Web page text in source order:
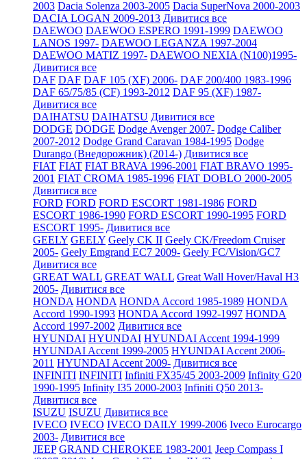
2003 Dacia Solenza 2003-2005 Dacia SuperNova 2000-2003
DACIA LOGAN 2009-2013 Дивитися все
DAEWOO DAEWOO ESPERO 1991-1999 DAEWOO
LANOS 1997- DAEWOO LEGANZA 1997-2004
DAEWOO MATIZ 1997- DAEWOO NEXIA (N100)1995-
Дивитися все
DAF DAF DAF 105 (XF) 2006- DAF 200/400 1983-1996
DAF 65/75/85 (CF) 1993-2012 DAF 95 (XF) 1987-
Дивитися все
DAIHATSU DAIHATSU Дивитися все
DODGE DODGE Dodge Avenger 2007- Dodge Caliber
2007-2012 Dodge Grand Caravan 1984-1995 Dodge
Durango (Внедорожник) (2014-) Дивитися все
FIAT FIAT FIAT BRAVA 1996-2001 FIAT BRAVO 1995-
2001 FIAT CROMA 1985-1996 FIAT DOBLO 2000-2005
Дивитися все
FORD FORD FORD ESCORT 1981-1986 FORD
ESCORT 1986-1990 FORD ESCORT 1990-1995 FORD
ESCORT 1995- Дивитися все
GEELY GEELY Geely CK II Geely CK/Freedom Cruiser
2005- Geely Emgrand EC7 2009- Geely FC/Vision/GC7
Дивитися все
GREAT WALL GREAT WALL Great Wall Hover/Haval H3
2005- Дивитися все
HONDA HONDA HONDA Accord 1985-1989 HONDA
Accord 1990-1993 HONDA Accord 1992-1997 HONDA
Accord 1997-2002 Дивитися все
HYUNDAI HYUNDAI HYUNDAI Accent 1994-1999
HYUNDAI Accent 1999-2005 HYUNDAI Accent 2006-
2011 HYUNDAI Accent 2009- Дивитися все
INFINITI INFINITI Infiniti FX35/45 2003-2009 Infinity G20
1990-1995 Infinity I35 2000-2003 Infiniti Q50 2013-
Дивитися все
ISUZU ISUZU Дивитися все
IVECO IVECO IVECO DAILY 1999-2006 Iveco Eurocargo
2003- Дивитися все
JEEP GRAND CHEROKEE 1983-2001 Jeep Compass I